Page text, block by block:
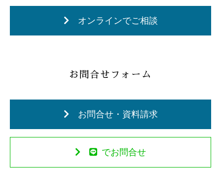
オンラインでご相談
お問合せフォーム
お問合せ・資料請求
でお問合せ